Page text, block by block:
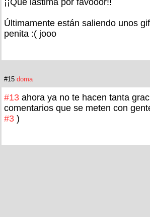
Últimamente están saliendo unos
penita :( jooo
#15 doma
#13 ahora ya no te hacen tanta
comentarios que se meten con
#3 )